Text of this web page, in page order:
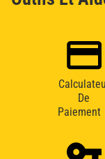
De
Paiement